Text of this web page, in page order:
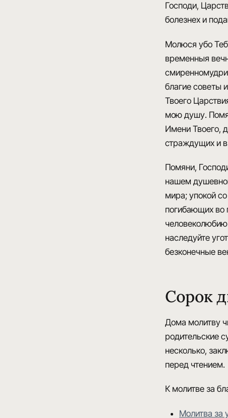
Господи,
болезнех и
Молюся убо
временныя
благие советы
Твоего
мою душу.
Имени Твоего,
страждущих и
Помяни,
нашем
мира; упокой
погибающих во
наследуйте
безконечные
Сорок
Дома молитву
родительские
несколько,
перед чтением.
К молитве за
Молитва за